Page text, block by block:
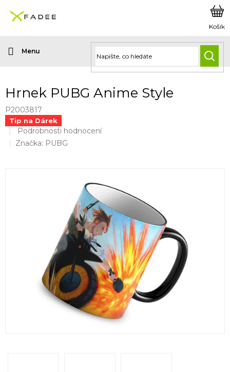
obsah
Hrnek PUBG Anime Style
P2003817
Tip na Dárek
Průměrné
hodnocení
Podrobnosti hodnocení
Značka: PUBG